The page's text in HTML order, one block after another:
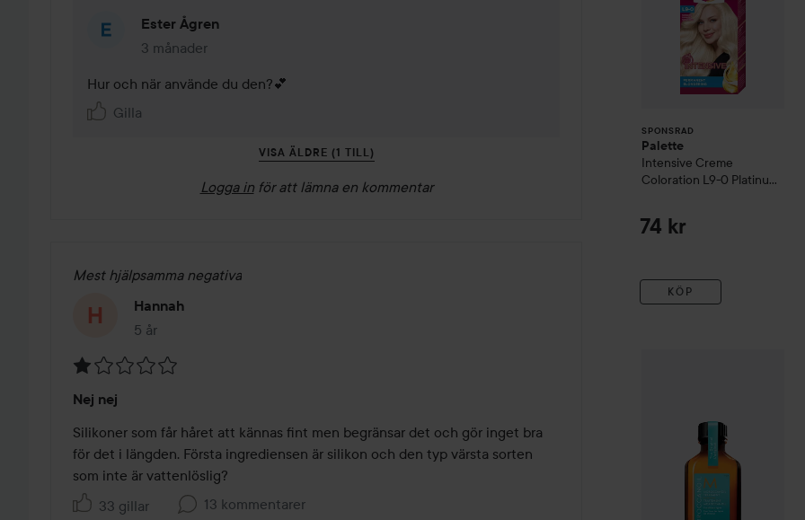
Ester Ågren
3 månader
Kommentaren lades 3 månader
Hur och när använde du den?💕
Gilla
VISA ÄLDRE (1 TILL)
Logga in för att lämna en kommentar
Mest hjälpsamma negativa
Hannah
5 år
Inlägget skapades 5 år
1
av
5
Nej nej
Silikoner som får håret att kännas fint men begränsar det och gör inget bra
för det i längden. Första ingrediensen är silikon och den typ värsta sorten
som inte är vattenlöslig?
33 gillar
13 kommentarer
SPONSRAD
Palette
Intensive Creme
Coloration L9-0 Platinum
74 kr
KÖP